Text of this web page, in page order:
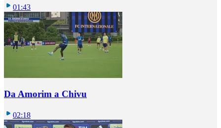
01:43
Da Amorim a Chivu
02:18